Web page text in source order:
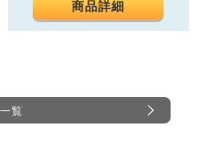
商品詳細
覧